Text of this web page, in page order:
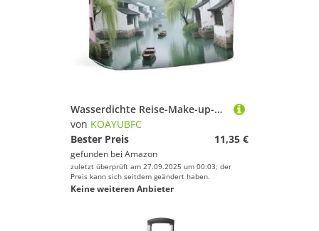
Wasserdichte Reise-Make-up-Tasche, Organizer, PU-Leder, Frühlingslandschaft im Wasserdorf, kleine Kulturbeutel, niedlich, tragbare Reißverschlusstasche für Damen und Herren, Reisezubehör
von KOAYUBFC
Bester Preis
11,35 €
gefunden bei Amazon
zuletzt überprüft am 27.09.2025 um 00:03; der
Preis kann sich seitdem geändert haben.
Keine weiteren Anbieter